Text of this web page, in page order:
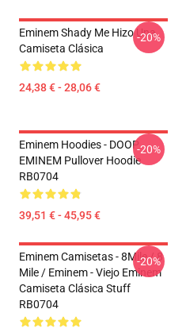
Eminem Shady Me Hizo Una
Camiseta Clásica
24,38 € - 28,06 €
-20%
Eminem Hoodies - DOOP
EMINEM Pullover Hoodie
RB0704
39,51 € - 45,95 €
-20%
Eminem Camisetas - 8Mile / 8
Mile / Eminem - Viejo Eminem
Camiseta Clásica Stuff
RB0704
-20%